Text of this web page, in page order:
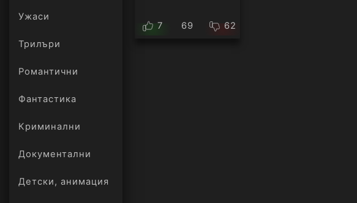
Ужаси
Трилъри
онлайн
Романтични
Фантастика
Криминални
Документални
Детски, анимация
7 69 62